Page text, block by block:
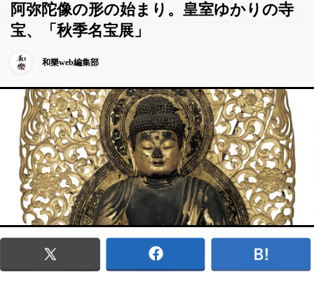
阿弥陀像の形の始まり。皇室ゆかりの寺
宝、「秋季名宝展」
和樂web編集部